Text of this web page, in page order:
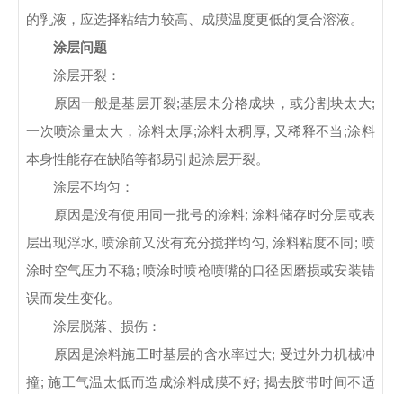
的乳液，应选择粘结力较高、成膜温度更低的复合溶液。
涂层问题
涂层开裂：
原因一般是基层开裂;基层未分格成块，或分割块太大;
一次喷涂量太大，涂料太厚;涂料太稠厚, 又稀释不当;涂料
本身性能存在缺陷等都易引起涂层开裂。
涂层不均匀：
原因是没有使用同一批号的涂料; 涂料储存时分层或表
层出现浮水, 喷涂前又没有充分搅拌均匀, 涂料粘度不同; 喷
涂时空气压力不稳; 喷涂时喷枪喷嘴的口径因磨损或安装错
误而发生变化。
涂层脱落、损伤：
原因是涂料施工时基层的含水率过大; 受过外力机械冲
撞; 施工气温太低而造成涂料成膜不好; 揭去胶带时间不适